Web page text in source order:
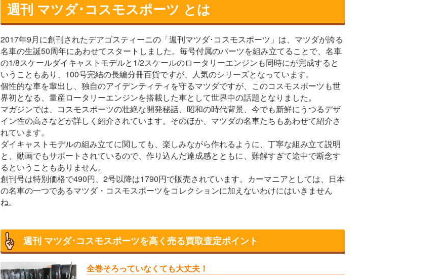
週刊 マツダ･コスモスポーツ とは
2017年9月に創刊されたデアゴスティーニの「週刊マツダ･コスモスポーツ」は、マツダが誇る
名車の生誕50周年にあわせてスタートしました。毎号付属のパーツを組み立てることで、名車
の1/8スケールダイキャストモデルと1/2スケールのロータリーエンジンも同時にが完成すると
いうこともあり、100号完結の長編分冊百貨ですが、人気のシリーズとなっています。
個性的な車を輩出し、独自のアイデンティティを守るマツダですが、このコスモスポーツも世
界初となる、量産ロータリーエンジンを搭載した車として世界中の話題となりました。
マガジンでは、コスモスポーツの壮絶な開発秘話、昭和の時代背景、今でも新鮮にうつるデザ
イン性の高さなどが詳しく紹介されています。そのほか、マツダの名車たちもあわせて紹介さ
れています。
ダイキャストモデルの組み立てに関しても、楽しみながら作れるように、丁寧な組み立て説明
と、動画でもサポートされているので、作り込んだ達成感とともに、難解すぎて途中で断念す
るということもありません。
創刊号は特別価格で490円、2号以降は1790円で販売されています。カーマニアとしては、日本
の名車の一つであるマツダ・コスモスポーツをコレクションに加えないわけにはいきません
ね。
週刊 マツダ･コスモスポーツを高く売る買取査定ポイント
全巻そろっていなくても大丈夫！